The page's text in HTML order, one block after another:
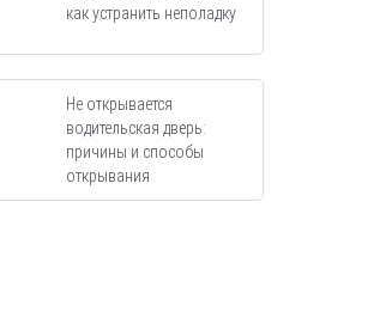
как устранить неполадку
Не открывается
водительская дверь:
причины и способы
открывания